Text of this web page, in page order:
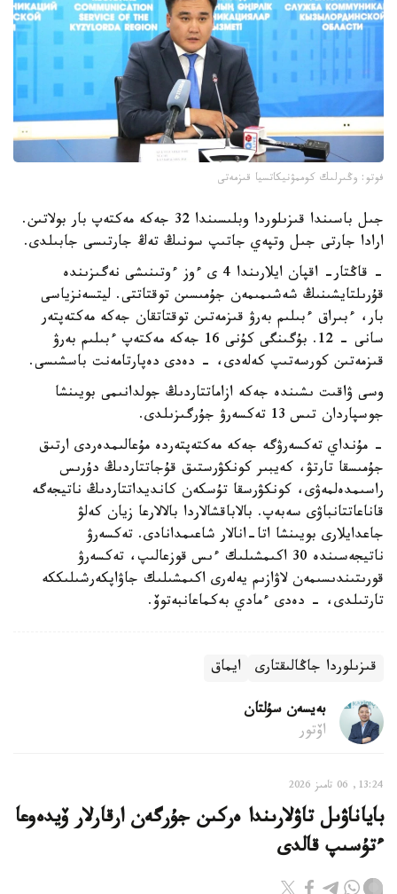
فوتو: وڭىرلىك كوممۋنيكاتسيا قىزمەتى
جىل باسىندا قىزىلوردا وبلىسىندا 32 جەكە مەكتەپ بار بولاتىن.
ارادا جارتى جىل وتپەي جاتىپ سونىڭ تەڭ جارتىسى جابىلدى.
- قاڭتار- اقپان ايلارىندا 4 ى ءوز ءوتىنىشى نەگىزىندە
قۇرىلتايشىنىڭ شەشىمىمەن جۇمىسىن توقتاتتى. ليتسەنزياسى
بار، ءبىراق ءبىلىم بەرۋ قىزمەتىن توقتاتقان جەكە مەكتەپتەر
سانى - 12. بۇگىنگى كۇنى 16 جەكە مەكتەپ ءبىلىم بەرۋ
قىزمەتىن كورسەتىپ كەلەدى، - دەدى دەپارتامەنت باسشىسى.
وسى ۋاقىت ىشىندە جەكە ازاماتتاردىڭ جولدانىمى بويىنشا
جوسپاردان تىس 13 تەكسەرۋ جۇرگىزىلدى.
- مۇنداي تەكسەرۋگە جەكە مەكتەپتەردە مۇعالىمدەردى ارتىق
جۇمىسقا تارتۋ، كەيبىر كونكۋرستىق قۇجاتتاردىڭ دۇرىس
راسىمدەلمەۋى، كونكۋرسقا تۇسكەن كانديداتتاردىڭ ناتيجەگە
قاناعاتتانباۋى سەبەپ. بالاباقشالاردا بالالارعا زيان كەلۋ
جاعدايلارى بويىنشا اتا-انالار شاعىمدانادى. تەكسەرۋ
ناتيجەسىندە 30 اكىمشىلىك ءىس قوزعالىپ، تەكسەرۋ
قورىتىندىسىمەن لاۋازىم يەلەرى اكىمشىلىك جاۋاپكەرشىلىككە
تارتىلدى، - دەدى ءمادي بەكماعانبەتوۆ.
قىزىلوردا جاڭالىقتارى ايماق
بەيسەن سۇلتان
اۆتور
13:24, 06 تامىز 2026
باياناۋىل تاۋلارىندا ەركىن جۇرگەن ارقارلار ۆيدەوعا
ءتۇسىپ قالدى